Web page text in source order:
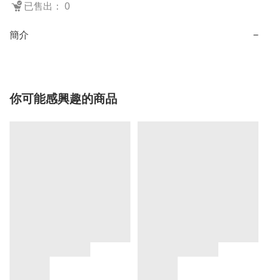
已售出： 0
簡介 −
你可能感興趣的商品